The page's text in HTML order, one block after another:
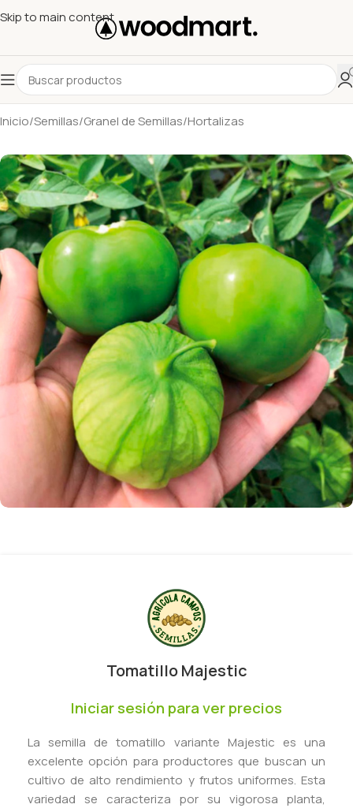
Skip to main content
Inicio/Semillas/Granel de Semillas/Hortalizas
Tomatillo Majestic
Iniciar sesión para ver precios
La semilla de tomatillo variante Majestic es una
excelente opción para productores que buscan un
cultivo de alto rendimiento y frutos uniformes. Esta
variedad se caracteriza por su vigorosa planta,